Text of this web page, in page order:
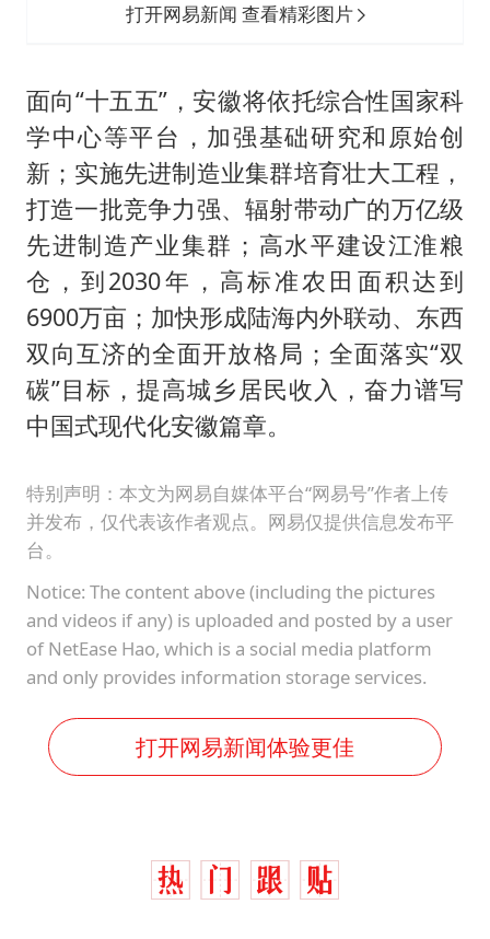
打开网易新闻 查看精彩图片
面向“十五五”，安徽将依托综合性国家科
学中心等平台，加强基础研究和原始创
新；实施先进制造业集群培育壮大工程，
打造一批竞争力强、辐射带动广的万亿级
先进制造产业集群；高水平建设江淮粮
仓，到2030年，高标准农田面积达到
6900万亩；加快形成陆海内外联动、东西
双向互济的全面开放格局；全面落实“双
碳”目标，提高城乡居民收入，奋力谱写
中国式现代化安徽篇章。
特别声明：本文为网易自媒体平台“网易号”作者上传
并发布，仅代表该作者观点。网易仅提供信息发布平
台。
Notice: The content above (including the pictures
and videos if any) is uploaded and posted by a user
of NetEase Hao, which is a social media platform
and only provides information storage services.
打开网易新闻体验更佳